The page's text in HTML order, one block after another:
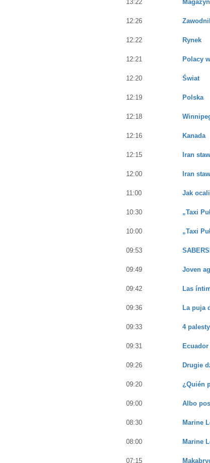
13:22 Magazyn
12:26
12:22 Rynek
12:21 Polacy
12:20 Świat
12:19 Polska
12:18
12:16 Kanada
12:15 Iran
12:00 Iran
11:00 Jak
10:30 „Taxi
10:00 „Taxi
09:53
09:49 Joven
09:42 Las
09:36 La puja
09:33 4
09:31
09:26 Drugie
09:20 ¿Quién
09:00 Albo
08:30 Marine
08:00 Marine
07:15